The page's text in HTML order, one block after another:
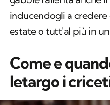
inducendogli a
estate o tutt'al più in
Come e
letargo i